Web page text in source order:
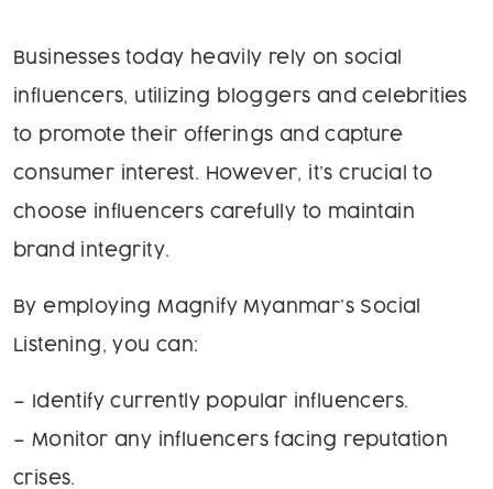
Businesses today heavily rely on social
influencers, utilizing bloggers and celebrities
to promote their offerings and capture
consumer interest. However, it’s crucial to
choose influencers carefully to maintain
brand integrity.
By employing Magnify Myanmar’s Social
Listening, you can:
– Identify currently popular influencers.
– Monitor any influencers facing reputation
crises.